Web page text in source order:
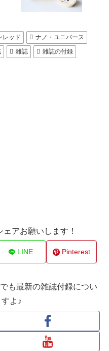
レッド
ナノ・ユニバース
雑誌 雑誌の付録
アお願いします！
LINE Pinterest
も最新の雑誌付録につい
よ♪